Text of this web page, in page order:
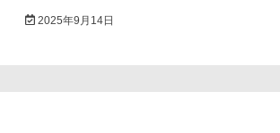
2025年9月14日